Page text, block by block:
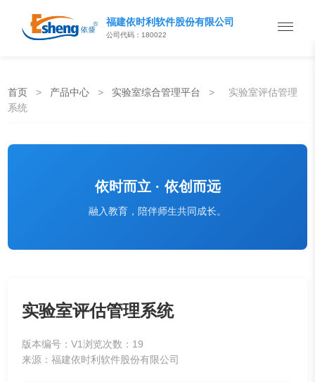
福建依时利软件股份有限公司
公司代码：180022
首页 > 产品中心 > 实验室综合管理平台 >
实验室评估管理
系统
依时而立 · 依创而远
融入教育，陪伴师生共同成长。
实验室评估管理系统
版本编号：V1浏览次数：19
来源：福建依时利软件股份有限公司